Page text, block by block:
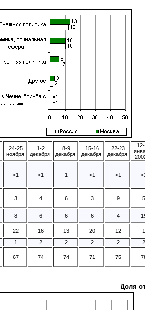
24-25
ноября
1-2
декабря
8-9
декабря
15-16
декабря
22-23
декабря
<1 <1 1 <1 <1
3 4 6 3 9 5
8 6 6 6 4
22 16 13 20 12
1
1 2 2 2 2
2
67 74 74 71 75
Доля